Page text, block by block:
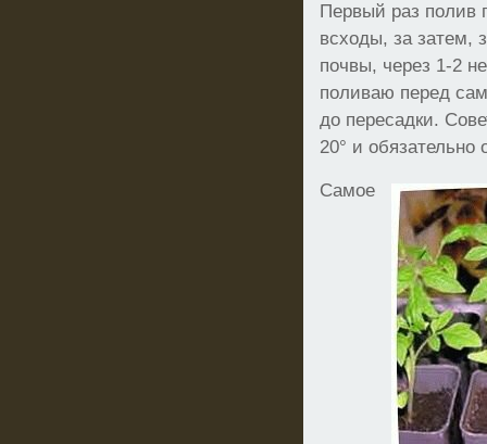
Первый раз полив
всходы, за затем,
почвы, через 1-2
поливаю перед
до пересадки.
20° и обязательно
Самое